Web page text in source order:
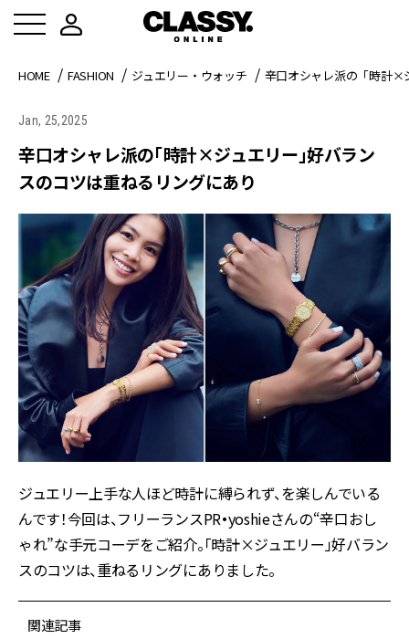
HOME FASHION ジュエリー・ウォッチ 辛口オシャレ派の「時計×
Jan, 25,2025
辛口オシャレ派の「時計×ジュエリー」好バラン
スのコツは重ねるリングにあり
ジュエリー上手な人ほど時計に縛られず、を楽しんでいる
んです！今回は、フリーランスPR・yoshieさんの“辛口おし
ゃれ”な手元コーデをご紹介。「時計×ジュエリー」好バラン
スのコツは、重ねるリングにありました。
関連記事